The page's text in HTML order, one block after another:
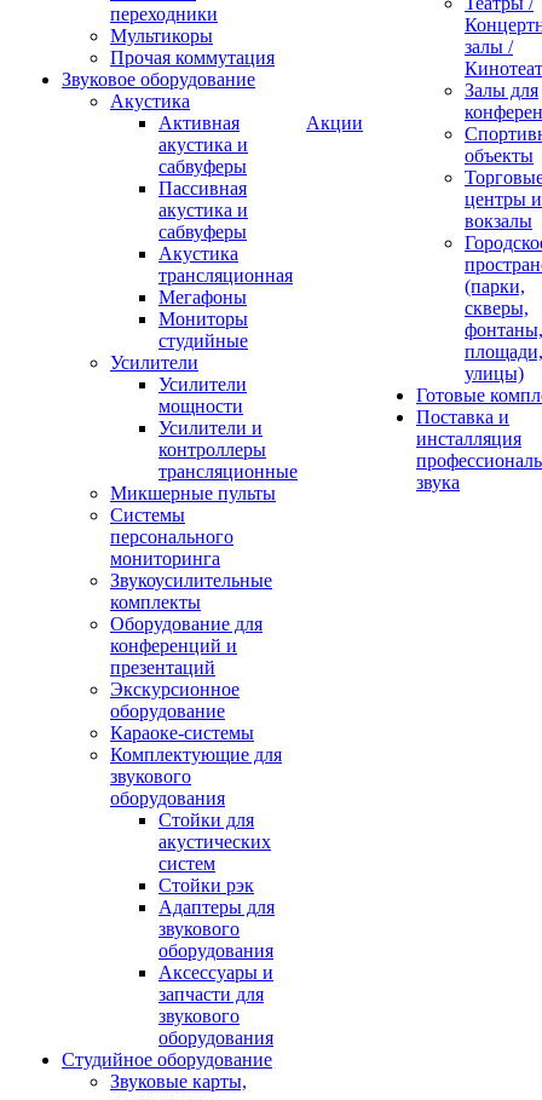
переходники
Мультикоры
Прочая коммутация
Звуковое оборудование
Акустика
Активная
акустика и
сабвуферы
Пассивная
акустика и
сабвуферы
Акустика
трансляционная
Мегафоны
Мониторы
студийные
Усилители
Усилители
мощности
Усилители и
контроллеры
трансляционные
Микшерные пульты
Системы
персонального
мониторинга
Звукоусилительные
комплекты
Оборудование для
конференций и
презентаций
Экскурсионное
оборудование
Караоке-системы
Комплектующие для
звукового
оборудования
Стойки для
акустических
систем
Стойки рэк
Адаптеры для
звукового
оборудования
Аксессуары и
запчасти для
звукового
оборудования
Студийное оборудование
Звуковые карты,
Акции
залы /
Залы для
объекты
центры и
вокзалы
(парки,
скверы,
фонтаны,
площади,
улицы)
Готовые
Поставка и
инсталляция
звука